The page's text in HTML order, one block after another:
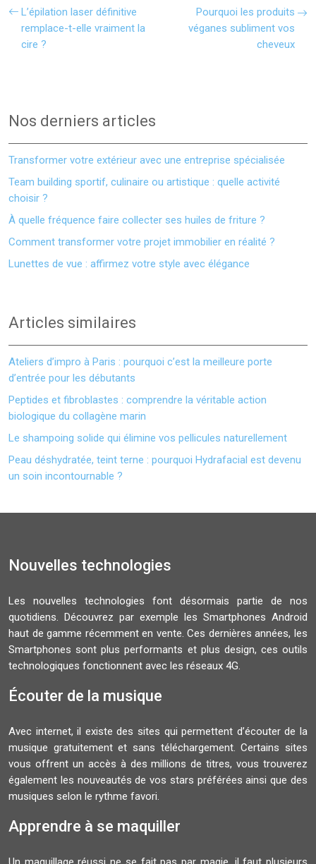
L’épilation laser définitive
remplace-t-elle vraiment la
cire ?
Pourquoi les produits
véganes subliment vos
cheveux
Nos derniers articles
Transformer votre extérieur avec une entreprise spécialisée
Team building sportif, culinaire ou artistique : quelle activité
choisir ?
À quelle fréquence faire collecter ses huiles de friture ?
Comment transformer votre projet immobilier en réalité ?
Lunettes de vue : affirmez votre style avec élégance
Articles similaires
Ateliers d’impro à Paris : pourquoi c’est la meilleure porte
d’entrée pour les débutants
Peptides et fibroblastes : comprendre la véritable action
biologique du collagène marin
Le shampoing solide qui élimine vos pellicules naturellement
Peau déshydratée, teint terne : pourquoi Hydrafacial est devenu
un soin incontournable ?
Nouvelles technologies
Les nouvelles technologies font désormais partie de nos
quotidiens. Découvrez par exemple les Smartphones Android
haut de gamme récemment en vente. Ces dernières années, les
Smartphones sont plus performants et plus design, ces outils
technologiques fonctionnent avec les réseaux 4G.
Écouter de la musique
Avec internet, il existe des sites qui permettent d’écouter de la
musique gratuitement et sans téléchargement. Certains sites
vous offrent un accès à des millions de titres, vous trouverez
également les nouveautés de vos stars préférées ainsi que des
musiques selon le rythme favori.
Apprendre à se maquiller